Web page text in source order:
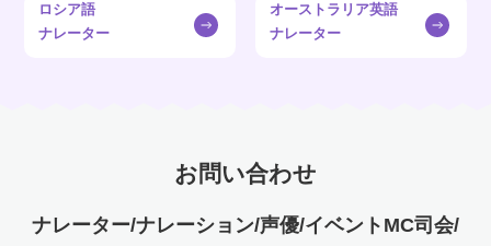
ロシア語
ナレーター
オーストラリア英語
ナレーター
お問い合わせ
ナレーター/ナレーション/声優/イベントMC司会/